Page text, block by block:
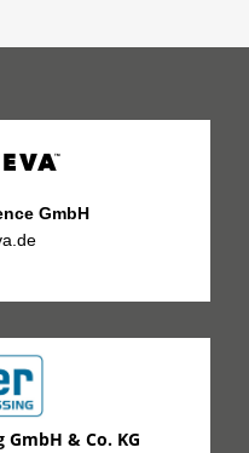
GmbH
GmbH & Co. KG